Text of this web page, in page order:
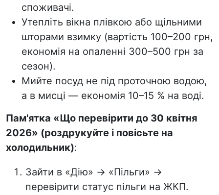
споживачі.
Утепліть вікна плівкою або щільними
шторами взимку (вартість 100–200 грн,
економія на опаленні 300–500 грн за
сезон).
Мийте посуд не під проточною водою,
а в мисці — економія 10–15 % на воді.
Пам'ятка «Що перевірити до 30 квітня
2026» (роздрукуйте і повісьте на
холодильник):
Зайти в «Дію» → «Пільги» →
перевірити статус пільги на ЖКП.